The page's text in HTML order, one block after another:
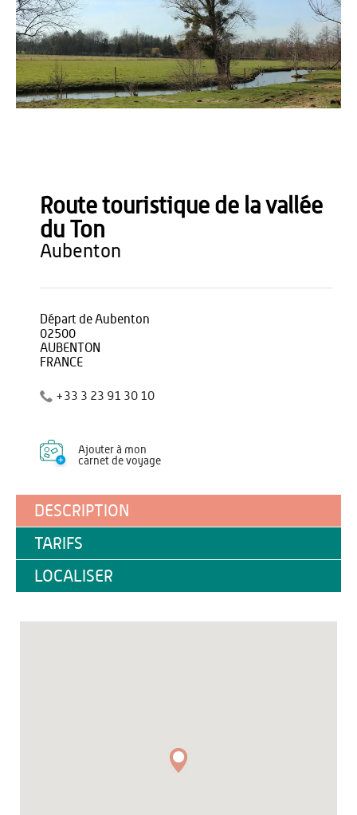
Route touristique de la vallée
du Ton
aubenton
Départ de Aubenton
02500
AUBENTON
FRANCE
+33 3 23 91 30 10
Ajouter à mon
carnet de voyage
DESCRIPTION
TARIFS
LOCALISER